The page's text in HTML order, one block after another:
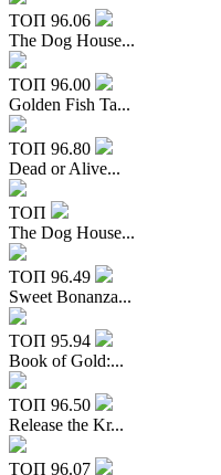
ТОП 96.06
The Dog House...
ТОП 96.00
Golden Fish Ta...
ТОП 96.80
Dead or Alive...
ТОП
The Dog House...
ТОП 96.49
Sweet Bonanza...
ТОП 95.94
Book of Gold:...
ТОП 96.50
Release the Kr...
ТОП 96.07